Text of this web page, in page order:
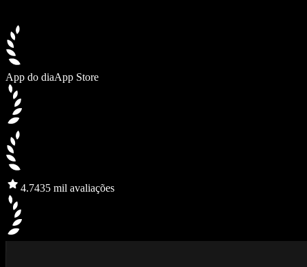
App do diaApp Store
4.7435 mil avaliações